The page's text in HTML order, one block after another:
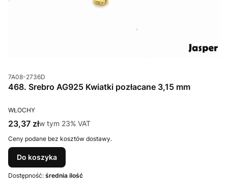
Kod produktu
7A08-2736D
468. Srebro AG925 Kwiatki pozłacane 3,15 mm
PRODUCENT
WŁOCHY
Cena brutto
23,37 złw tym %s VAT
w tym 23% VAT
Ceny podane bez kosztów dostawy.
Do koszyka
Dostępność: średnia ilość